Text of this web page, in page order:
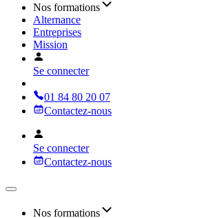
Nos formations
Alternance
Entreprises
Mission
Se connecter
01 84 80 20 07
Contactez-nous
Se connecter
Contactez-nous
Nos formations